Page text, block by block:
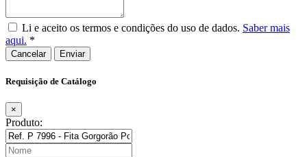
Li e aceito os termos e condições do uso de dados. Saber mais
aqui. *
Cancelar
Requisição de Catálogo
×
Produto: